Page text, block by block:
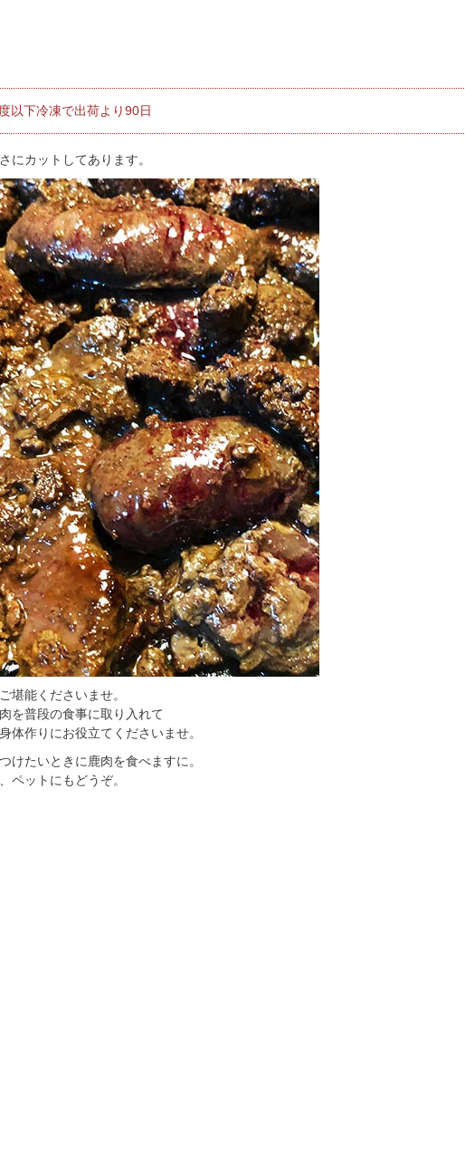
以下冷凍で出荷より90日
にカットしてあります。
堪能くださいませ。
を普段の食事に取り入れて
体作りにお役立てくださいませ。
けたいときに鹿肉を食べますに。
ペットにもどうぞ。